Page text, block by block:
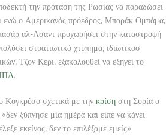
την πρόταση της Ρωσίας να παραδώσει
ενώ ο Αμερικανός πρόεδρος, Μπαράκ Ομπάμα,
αλ-Ασαντ προχωρήσει στην καταστροφή
στρατιωτικό χτύπημα, ιδιωτικοσ
Τζον Κέρι, εξακολουθεί να εξηγεί το
.
Κογκρέσο σχετικά με την κρίση στη Συρία ο
ξύπνησε μία ημέρα και είπε να κάνει
εκείνος, δεν το επιλέξαμε εμείς».